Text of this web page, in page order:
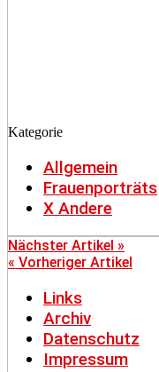
Kategorie
Allgemein
Frauenporträts
X Andere
Nächster Artikel »
« Vorheriger Artikel
Links
Archiv
Datenschutz
Impressum